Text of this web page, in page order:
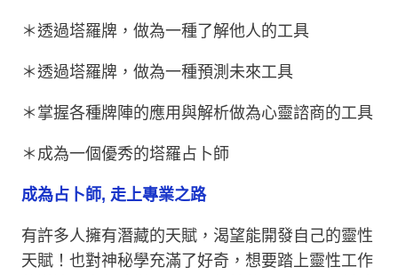
＊透過塔羅牌，做為一種了解他人的工具
＊透過塔羅牌，做為一種預測未來工具
＊掌握各種牌陣的應用與解析做為心靈諮商的工具
＊成為一個優秀的塔羅占卜師
成為占卜師, 走上專業之路
有許多人擁有潛藏的天賦，渴望能開發自己的靈性
天賦！也對神秘學充滿了好奇，想要踏上靈性工作